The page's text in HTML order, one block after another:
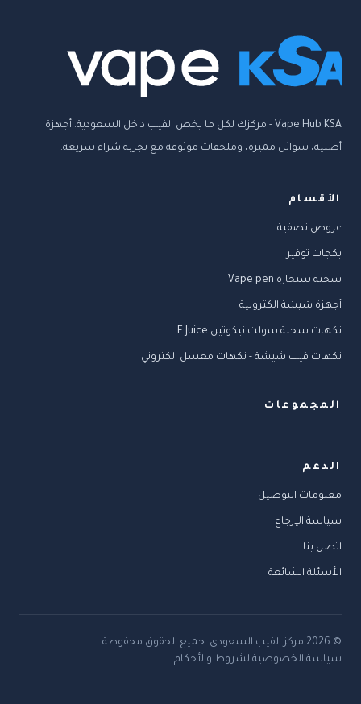
Vape Hub KSA - مركزك لكل ما يخص الفيب داخل السعودية. أجهزة
أصلية، سوائل مميزة، وملحقات موثوقة مع تجربة شراء سريعة.
الأقسام
عروض تصفية
بكجات توفير
سحبة سيجارة Vape pen
أجهزة شيشة الكترونية
نكهات سحبة سولت نيكوتين E Juice
نكهات فيب شيشة - نكهات معسل الكتروني
المجموعات
الدعم
معلومات التوصيل
سياسة الإرجاع
اتصل بنا
الأسئلة الشائعة
©
2026 مركز الفيب السعودي. جميع الحقوق محفوظة.
سياسة الخصوصيةالشروط والأحكام